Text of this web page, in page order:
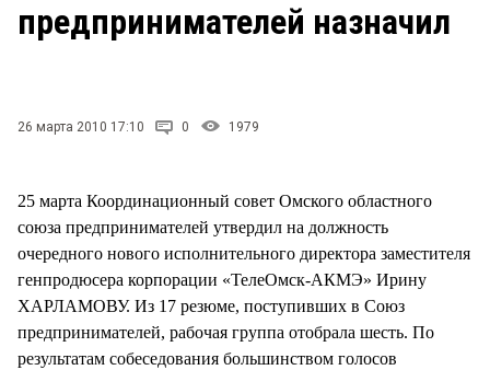
НОВОСТИ КОМПАНИЙ
СТИЛЬ ЖИЗНИ
Блоги
предпринимателей назначил
26 марта 2010 17:10 0 1979
25 марта Координационный совет Омского областного
союза предпринимателей утвердил на должность
очередного нового исполнительного директора заместителя
генпродюсера корпорации «ТелеОмск-АКМЭ» Ирину
ХАРЛАМОВУ. Из 17 резюме, поступивших в Союз
предпринимателей, рабочая группа отобрала шесть. По
результатам собеседования большинством голосов